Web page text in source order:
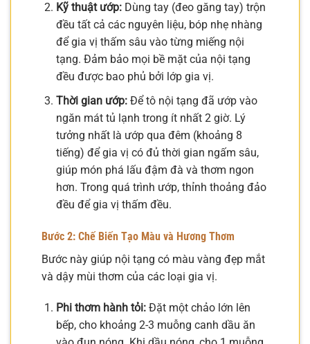
Kỹ thuật ướp:Dùng tay (đeo găng tay) trộn
đều tất cả các nguyên liệu, bóp nhẹ nhàng
để gia vị thấm sâu vào từng miếng nội
tạng. Đảm bảo mọi bề mặt của nội tạng
đều được bao phủ bởi lớp gia vị.
Thời gian ướp:Để tô nội tạng đã ướp vào
ngăn mát tủ lạnh trong ít nhất 2 giờ. Lý
tưởng nhất là ướp qua đêm (khoảng 8
tiếng) để gia vị có đủ thời gian ngấm sâu,
giúp món phá lấu đậm đà và thơm ngon
hơn. Trong quá trình ướp, thỉnh thoảng đảo
đều để gia vị thấm đều.
Bước 2: Chế Biến Tạo Màu và Hương Thơm
Bước này giúp nội tạng có màu vàng đẹp mắt
và dậy mùi thơm của các loại gia vị.
Phi thơm hành tỏi:Đặt một chảo lớn lên
bếp, cho khoảng 2-3 muỗng canh dầu ăn